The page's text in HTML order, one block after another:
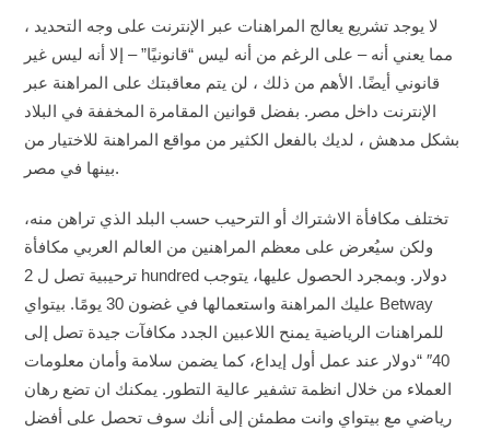
لا يوجد تشريع يعالج المراهنات عبر الإنترنت على وجه التحديد ،
مما يعني أنه – على الرغم من أنه ليس “قانونيًا” – إلا أنه ليس غير
قانوني أيضًا. الأهم من ذلك ، لن يتم معاقبتك على المراهنة عبر
الإنترنت داخل مصر. بفضل قوانين المقامرة المخففة في البلاد
بشكل مدهش ، لديك بالفعل الكثير من مواقع المراهنة للاختيار من
بينها في مصر.
تختلف مكافأة الاشتراك أو الترحيب حسب البلد الذي تراهن منه،
ولكن سيُعرض على معظم المراهنين من العالم العربي مكافأة
ترحيبية تصل ل 2 hundred دولار. وبمجرد الحصول عليها، يتوجب
عليك المراهنة واستعمالها في غضون 30 يومًا. بيتواي Betway
للمراهنات الرياضية يمنح اللاعبين الجدد مكافآت جيدة تصل إلى
40″ “دولار عند عمل أول إيداع، كما يضمن سلامة وأمان معلومات
العملاء من خلال انظمة تشفير عالية التطور. يمكنك ان تضع رهان
رياضي مع بيتواي وانت مطمئن إلى أنك سوف تحصل على أفضل